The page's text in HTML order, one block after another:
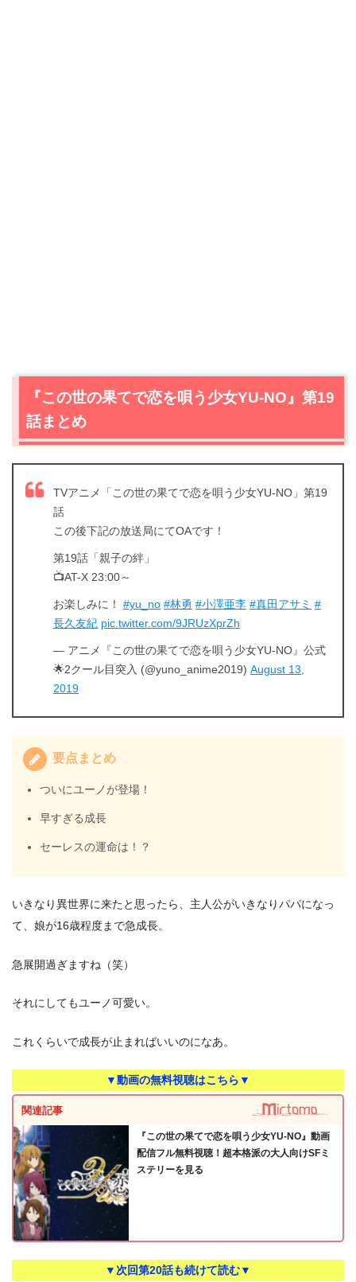
『この世の果てで恋を唄う少女YU-NO』第19
話まとめ
TVアニメ「この世の果てで恋を唄う少女YU-NO」第19
話
この後下記の放送局にてOAです！
第19話「親子の絆」
📺AT-X 23:00～
お楽しみに！ #yu_no #林勇 #小澤亜李 #真田アサミ #
長久友紀 pic.twitter.com/9JRUzXprZh
— アニメ『この世の果てで恋を唄う少女YU-NO』公式
🌟2クール目突入 (@yuno_anime2019) August 13,
2019
要点まとめ
ついにユーノが登場！
早すぎる成長
セーレスの運命は！？
いきなり異世界に来たと思ったら、主人公がいきなりパパになっ
て、娘が16歳程度まで急成長。
急展開過ぎますね（笑）
それにしてもユーノ可愛い。
これくらいで成長が止まればいいのになあ。
▼動画の無料視聴はこちら▼
関連記事
『この世の果てで恋を唄う少女YU-NO』動画
配信フル無料視聴！超本格派の大人向けSFミ
ステリーを見る
▼次回第20話も続けて読む▼